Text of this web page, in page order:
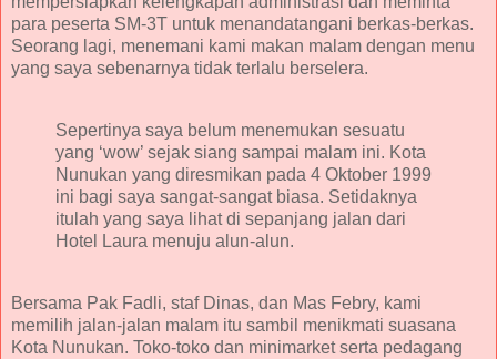
para peserta SM-3T untuk menandatangani berkas-berkas.
Seorang lagi, menemani kami makan malam dengan menu
yang saya sebenarnya tidak terlalu berselera.
Sepertinya saya belum menemukan sesuatu
yang ‘wow’ sejak siang sampai malam ini. Kota
Nunukan yang diresmikan pada 4 Oktober 1999
ini bagi saya sangat-sangat biasa. Setidaknya
itulah yang saya lihat di sepanjang jalan dari
Hotel Laura menuju alun-alun.
Bersama Pak Fadli, staf Dinas, dan Mas Febry, kami
memilih jalan-jalan malam itu sambil menikmati suasana
Kota Nunukan. Toko-toko dan minimarket serta pedagang